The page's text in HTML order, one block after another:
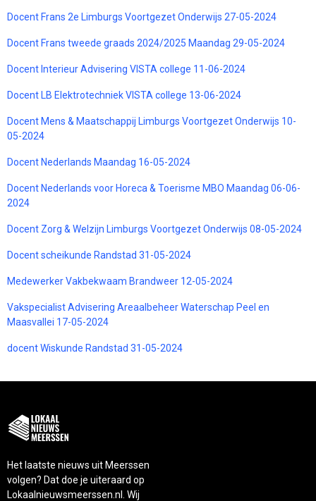
Docent Frans 2e Limburgs Voortgezet Onderwijs 27-05-2024
Docent Frans tweede graads 2024/2025 Maandag 29-05-2024
Docent Interieur Advisering VISTA college 11-06-2024
Docent LB Elektrotechniek VISTA college 13-06-2024
Docent Mens & Maatschappij Limburgs Voortgezet Onderwijs 10-
05-2024
Docent Nederlands Maandag 16-05-2024
Docent Nederlands voor Horeca & Toerisme MBO Maandag 06-06-
2024
Docent Zorg & Welzijn Limburgs Voortgezet Onderwijs 08-05-2024
Docent scheikunde Randstad 31-05-2024
Medewerker Vakbekwaam Brandweer 12-05-2024
Vakspecialist Advisering Areaalbeheer Waterschap Peel en
Maasvallei 17-05-2024
docent Wiskunde Randstad 31-05-2024
Het laatste nieuws uit Meerssen
volgen? Dat doe je uiteraard op
Lokaalnieuwsmeerssen.nl. Wij